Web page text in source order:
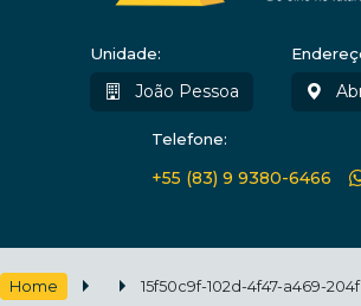
Unidade:
João Pessoa
Telefone:
+55 (83) 9 9380-6466
Home 15f50c9f-102d-4f47-a469-